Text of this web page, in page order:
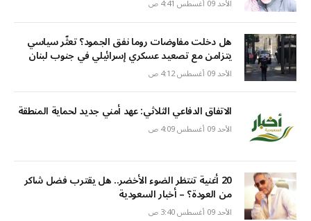
الأحد 09 أغسطس 4:41 ص
هل دخلت مفاوضات روما نفق الجمود؟ تعثّر سياسي
يتزامن مع تصعيد عسكري إسرائيلي في جنوب لبنان
الأحد 09 أغسطس 4:12 ص
الاتفاق الدفاعي الثلاثي: عهد أمني جديد لحماية المنطقة
الأحد 09 أغسطس 4:09 ص
20 أغنية تنتظر الضوء الأخضر.. هل يقترب فضل شاكر
من العودة؟ – أخبار السعودية
الأحد 09 أغسطس 3:40 ص